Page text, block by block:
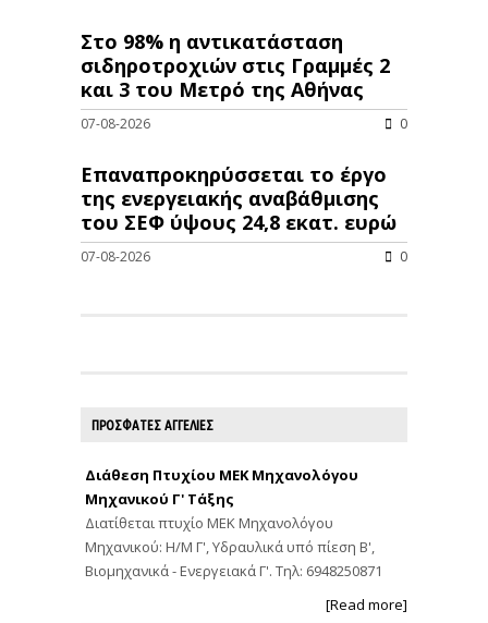
Στο 98% η αντικατάσταση
σιδηροτροχιών στις Γραμμές 2
και 3 του Μετρό της Αθήνας
07-08-2026 0
Επαναπροκηρύσσεται το έργο
της ενεργειακής αναβάθμισης
του ΣΕΦ ύψους 24,8 εκατ. ευρώ
07-08-2026 0
ΠΡΟΣΦΑΤΕΣ ΑΓΓΕΛΙΕΣ
Διάθεση Πτυχίου ΜΕΚ Μηχανολόγου
Μηχανικού Γ' Τάξης
Διατίθεται πτυχίο ΜΕΚ Μηχανολόγου
Μηχανικού: Η/Μ Γ', Υδραυλικά υπό πίεση Β',
Βιομηχανικά - Ενεργειακά Γ'. Τηλ: 6948250871
[Read more]